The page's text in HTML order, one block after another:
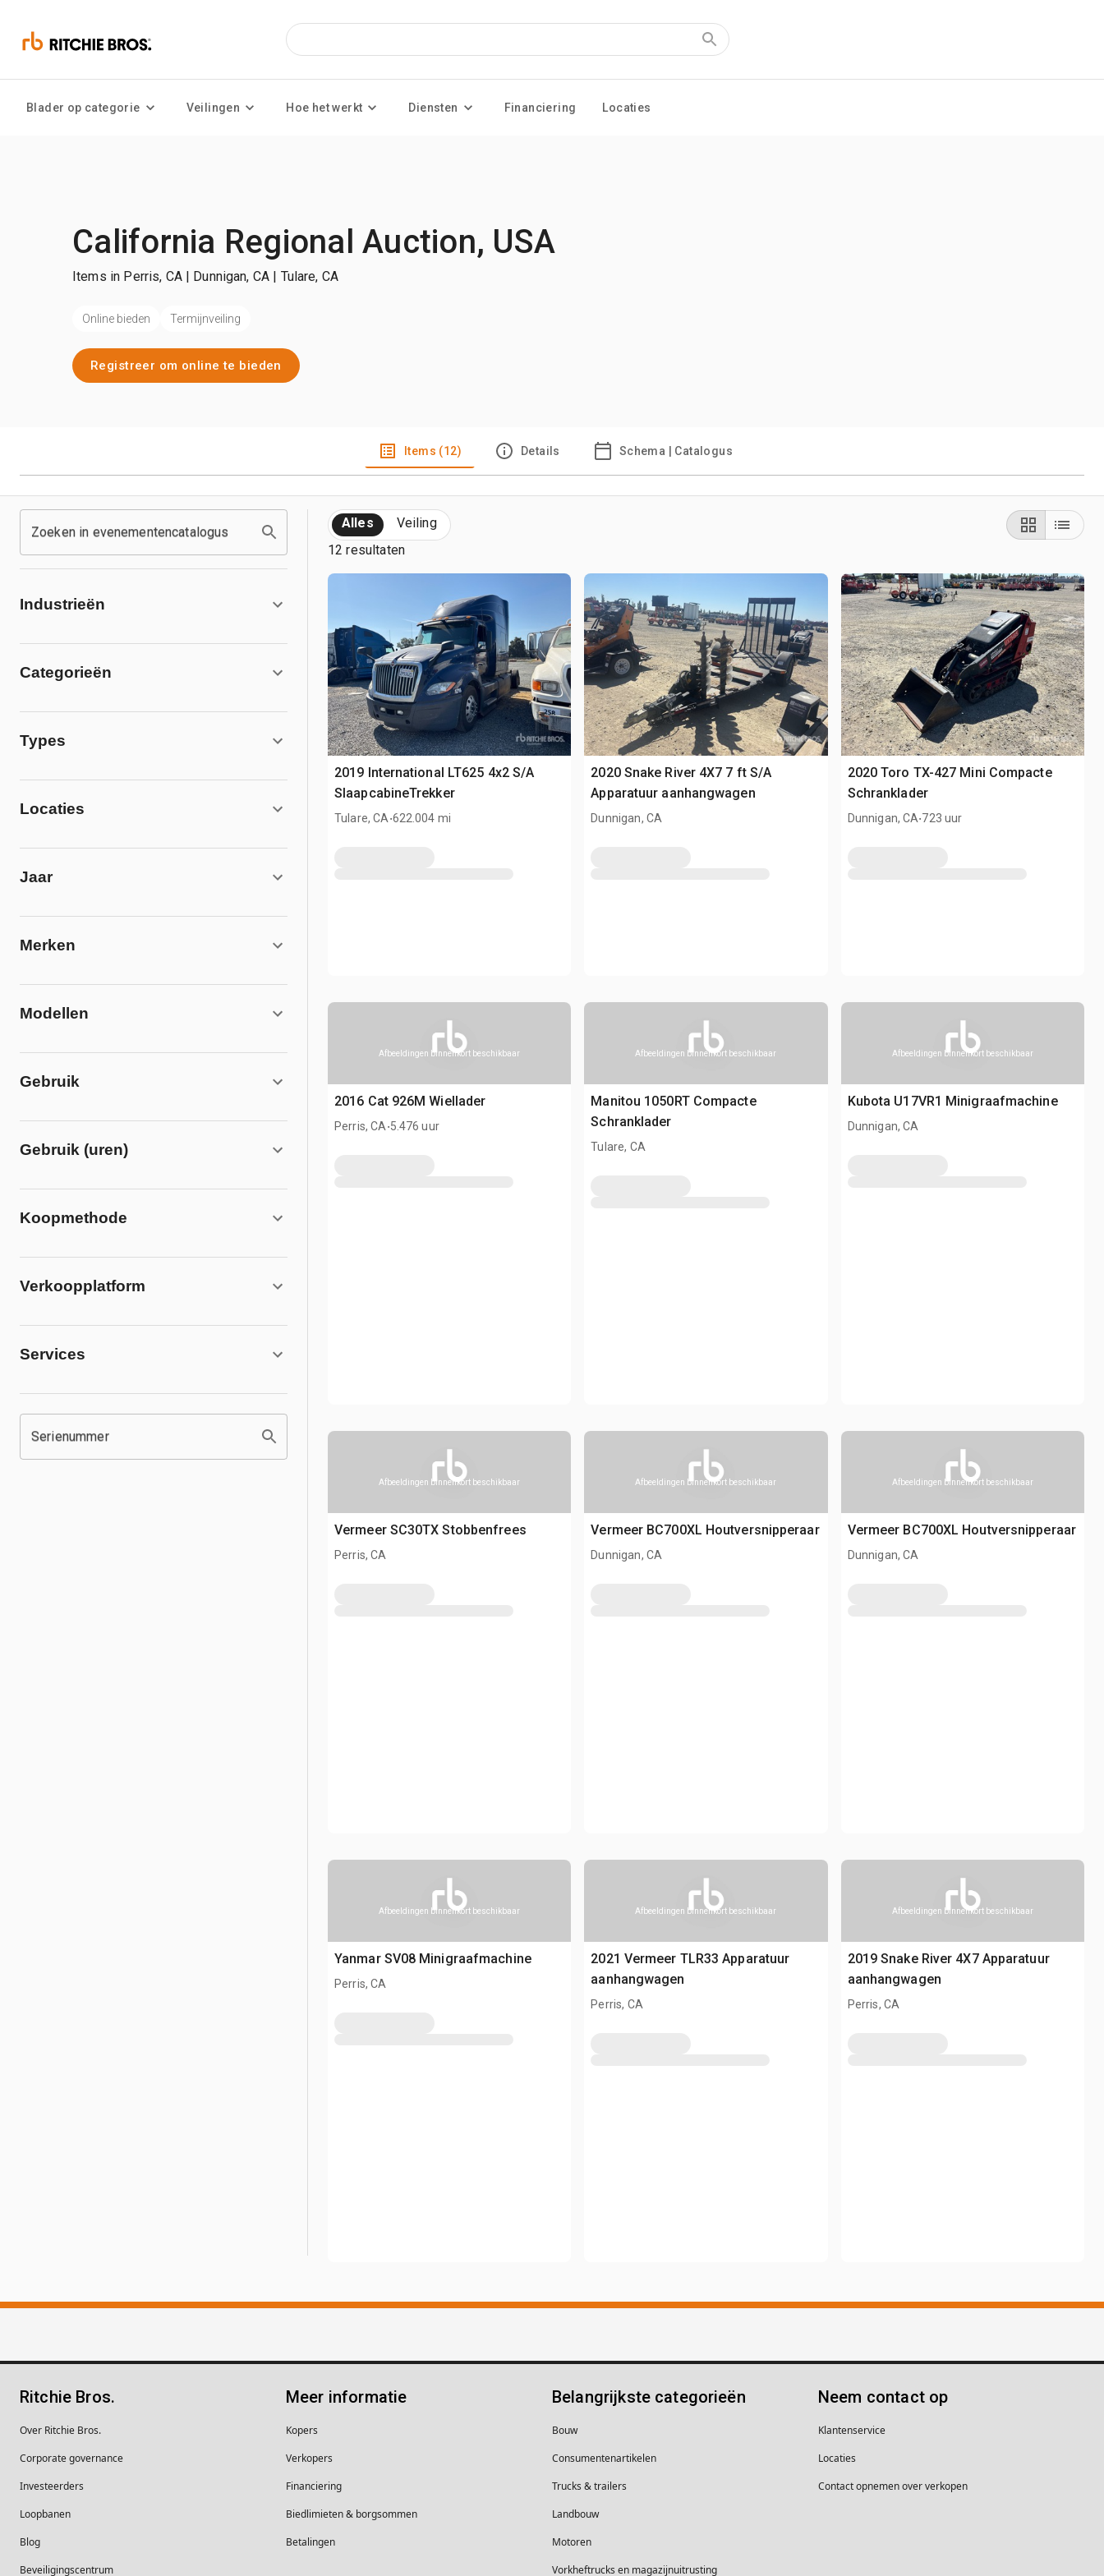
Blader op categorie Veilingen Hoe het werkt Diensten Financiering Locaties
California Regional Auction, USA
Items in Perris, CA | Dunnigan, CA | Tulare, CA
Online bieden Termijnveiling
Registreer om online te bieden
Items (12) Details Schema | Catalogus
Zoeken in evenementencatalogus
Industrieën
Categorieën
Types
Locaties
Jaar
Merken
Modellen
Gebruik
Gebruik (uren)
Koopmethode
Verkoopplatform
Services
Serienummer
Alles
Veiling
12 resultaten
2019 International LT625 4x2 S/A
SlaapcabineTrekker
Tulare, CA.622.004 mi
2020 Snake River 4X7 7 ft S/A
Apparatuur aanhangwagen
Dunnigan, CA
2020 Toro TX-427 Mini Compacte
Schranklader
Dunnigan, CA.723 uur
Afbeeldingen binnenkort beschikbaar
2016 Cat 926M Wiellader
Perris, CA.5.476 uur
Afbeeldingen binnenkort beschikbaar
Manitou 1050RT Compacte
Schranklader
Tulare, CA
Afbeeldingen binnenkort beschikbaar
Kubota U17VR1 Minigraafmachine
Dunnigan, CA
Afbeeldingen binnenkort beschikbaar
Vermeer SC30TX Stobbenfrees
Perris, CA
Afbeeldingen binnenkort beschikbaar
Vermeer BC700XL Houtversnipperaar
Dunnigan, CA
Afbeeldingen binnenkort beschikbaar
Vermeer BC700XL Houtversnipperaar
Dunnigan, CA
Afbeeldingen binnenkort beschikbaar
Yanmar SV08 Minigraafmachine
Perris, CA
Afbeeldingen binnenkort beschikbaar
2021 Vermeer TLR33 Apparatuur
aanhangwagen
Perris, CA
Afbeeldingen binnenkort beschikbaar
2019 Snake River 4X7 Apparatuur
aanhangwagen
Perris, CA
Ritchie Bros.
Over Ritchie Bros.
Corporate governance
Investeerders
Loopbanen
Blog
Beveiligingscentrum
Meer informatie
Kopers
Verkopers
Financiering
Biedlimieten & borgsommen
Betalingen
Belangrijkste categorieën
Bouw
Consumentenartikelen
Trucks & trailers
Landbouw
Motoren
Vorkheftrucks en magazijnuitrusting
Neem contact op
Klantenservice
Locaties
Contact opnemen over verkopen